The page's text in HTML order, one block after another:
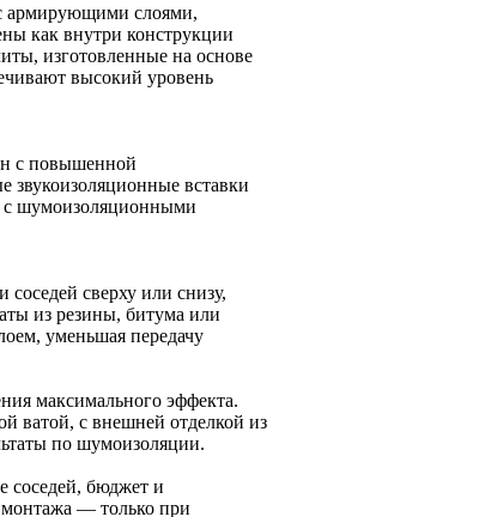
армирующими слоями,
как внутри конструкции
изготовленные на основе
высокий уровень
с повышенной
звукоизоляционные вставки
с шумоизоляционными
сверху или снизу,
из резины, битума или
уменьшая передачу
максимального эффекта.
ватой, с внешней отделкой из
по шумоизоляции.
соседей, бюджет и
монтажа — только при